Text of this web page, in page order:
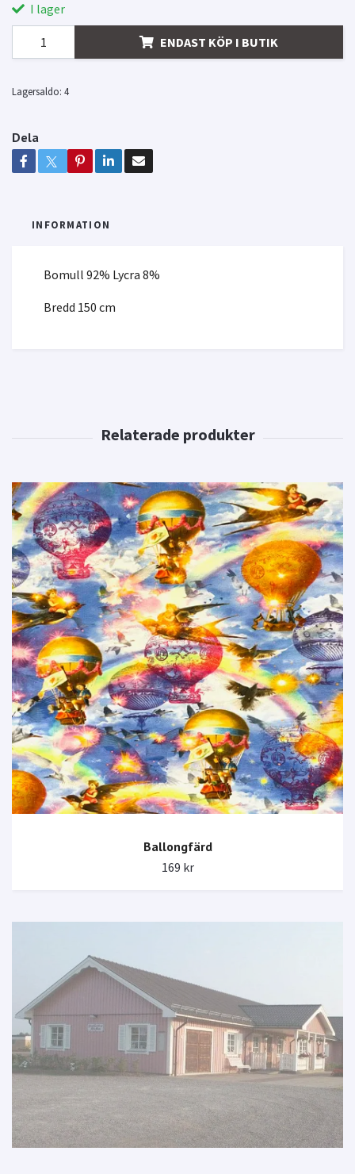
I lager
ENDAST KÖP I BUTIK
Lagersaldo: 4
Dela
INFORMATION
Bomull 92% Lycra 8%
Bredd 150 cm
Ballongfärd
169 kr